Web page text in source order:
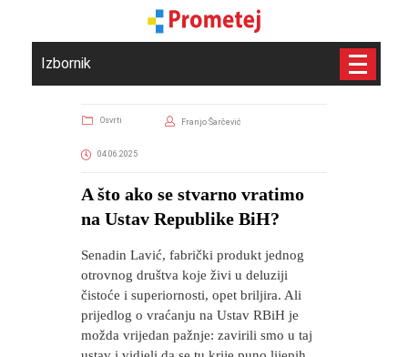
Izbornik
Osvrti Franjo Šarčević
04.06.2025
​A što ako se stvarno vratimo
na Ustav Republike BiH?
Senadin Lavić, fabrički produkt jednog
otrovnog društva koje živi u deluziji
čistoće i superiornosti, opet briljira. Ali
prijedlog o vraćanju na Ustav RBiH je
možda vrijedan pažnje: zavirili smo u taj